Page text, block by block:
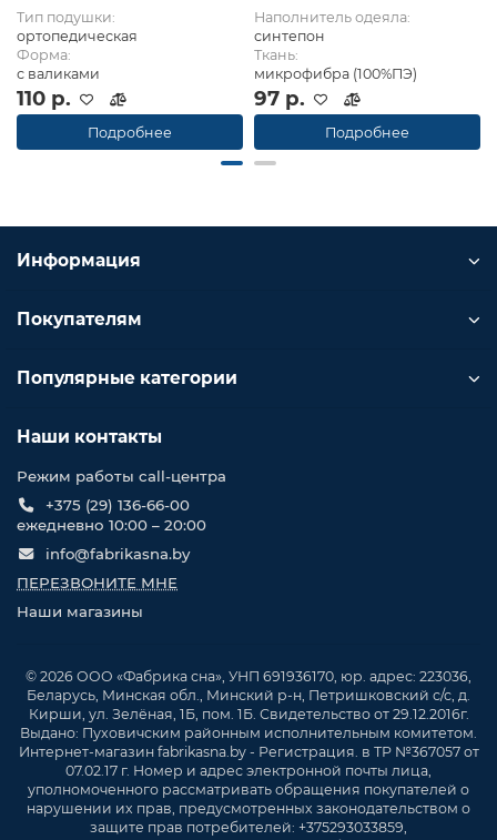
Тип подушки:
ортопедическая
Форма:
с валиками
110 р.
Подробнее
Наполнитель одеяла:
синтепон
Ткань:
микрофибра (100%ПЭ)
97 р.
Подробнее
Информация
Покупателям
Популярные категории
Наши контакты
Режим работы call-центра
+375 (29) 136-66-00
ежедневно 10:00 – 20:00
info@fabrikasna.by
ПЕРЕЗВОНИТЕ МНЕ
Наши магазины
© 2026 ООО «Фабрика сна», УНП 691936170, юр. адрес: 223036,
Беларусь, Минская обл., Минский р-н, Петришковский с/с, д.
Кирши, ул. Зелёная, 1Б, пом. 1Б. Свидетельство от 29.12.2016г.
Выдано: Пуховичским районным исполнительным комитетом.
Интернет-магазин fabrikasna.by - Регистрация. в ТР №367057 от
07.02.17 г. Номер и адрес электронной почты лица,
уполномоченного рассматривать обращения покупателей о
нарушении их прав, предусмотренных законодательством о
защите прав потребителей: +375293033859,